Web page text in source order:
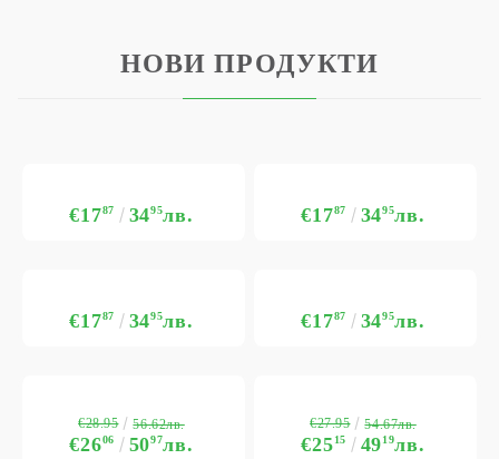
НОВИ ПРОДУКТИ
€1787 3495лв. €1787 3495лв.
€1787 3495лв. €1787 3495лв.
€2606 5097лв.
€28.95 56.62лв.
€2515 4919лв.
€27.95 54.67лв.